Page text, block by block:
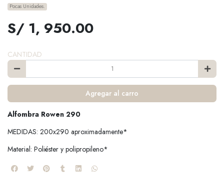
Pocas Unidades.
S/ 1, 950.00
CANTIDAD
Agregar al carro
Alfombra Rowen 290
MEDIDAS: 200x290 aproximadamente*
Material: Poliéster y polipropileno*